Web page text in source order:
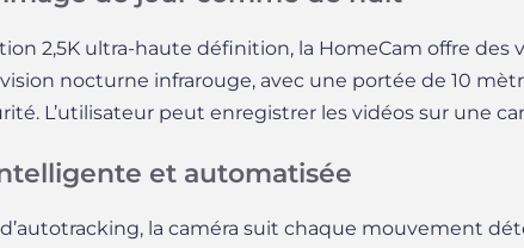
2,5K ultra-haute définition, la HomeCam offre des
nocturne infrarouge, avec une portée de 10
L’utilisateur peut enregistrer les vidéos sur une
et automatisée
la caméra suit chaque mouvement